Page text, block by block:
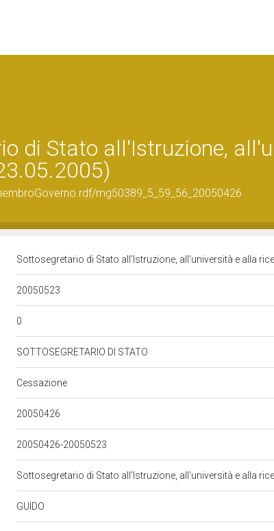
di Stato all'Istruzione,
mg50389_5_59_56_20050426
Sottosegretario di Stato all'Istruzione, all'università e alla
20050523
0
SOTTOSEGRETARIO DI STATO
Cessazione
20050426
20050426-20050523
Sottosegretario di Stato all'Istruzione, all'università e alla
GUIDO